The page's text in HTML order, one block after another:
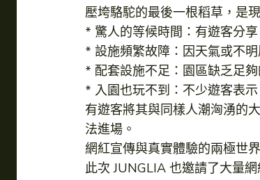
壓垮駱駝的最後一根稻草，是
* 驚人的等候時間：有遊客分
* 設施頻繁故障：因天氣或不
* 配套設施不足：園區缺乏足
* 入園也玩不到：不少遊客表
有遊客將其與同樣人潮洶湧的
法進場。
網紅宣傳與真實體驗的兩極世界
此次 JUNGLIA 也邀請了大量